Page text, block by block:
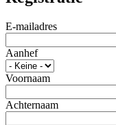
E-mailadres
Aanhef
Voornaam
Achternaam